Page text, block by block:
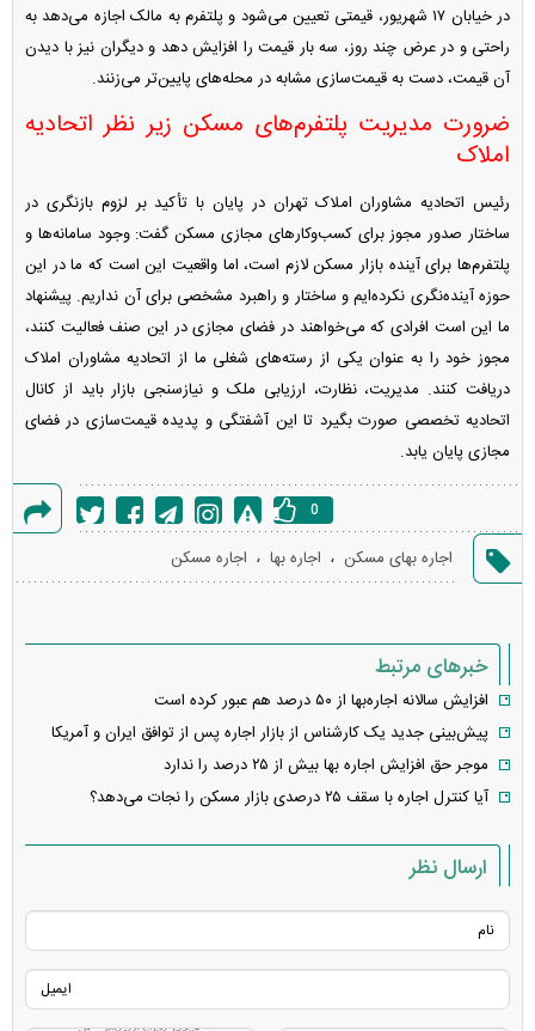
در خیابان ۱۷ شهریور، قیمتی تعیین می‌شود و پلتفرم به مالک اجازه می‌دهد به
راحتی و در عرض چند روز، سه بار قیمت را افزایش دهد و دیگران نیز با دیدن
آن قیمت، دست به قیمت‌سازی مشابه در محله‌های پایین‌تر می‌زنند.
ضرورت مدیریت پلتفرم‌های مسکن زیر نظر اتحادیه
املاک
رئیس اتحادیه مشاوران املاک تهران در پایان با تأکید بر لزوم بازنگری در
ساختار صدور مجوز برای کسب‌وکار‌های مجازی مسکن گفت: وجود سامانه‌ها و
پلتفرم‌ها برای آینده بازار مسکن لازم است، اما واقعیت این است که ما در این
حوزه آینده‌نگری نکرده‌ایم و ساختار و راهبرد مشخصی برای آن نداریم. پیشنهاد
ما این است افرادی که می‌خواهند در فضای مجازی در این صنف فعالیت کنند،
مجوز خود را به عنوان یکی از رسته‌های شغلی ما از اتحادیه مشاوران املاک
دریافت کنند. مدیریت، نظارت، ارزیابی ملک و نیازسنجی بازار باید از کانال
اتحادیه تخصصی صورت بگیرد تا این آشفتگی و پدیده قیمت‌سازی در فضای
مجازی پایان یابد.
گزارش
خطا
0
اجاره بهای مسکن ، اجاره بها ، اجاره مسکن
خبرهای مرتبط
افزایش سالانه اجاره‌بها از ۵۰ درصد هم عبور کرده است
پیش‌بینی جدید یک کارشناس از بازار اجاره پس از توافق ایران و آمریکا
موجر حق افزایش اجاره بها بیش از ۲۵ درصد را ندارد
آیا کنترل اجاره با سقف ۲۵ درصدی بازار مسکن را نجات می‌دهد؟
ارسال نظر